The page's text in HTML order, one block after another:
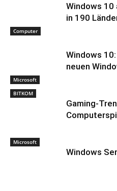
Computer
Windows 10
in 190
Microsoft
Windows
neuen
BITKOM
Gaming-
Microsoft
Windows